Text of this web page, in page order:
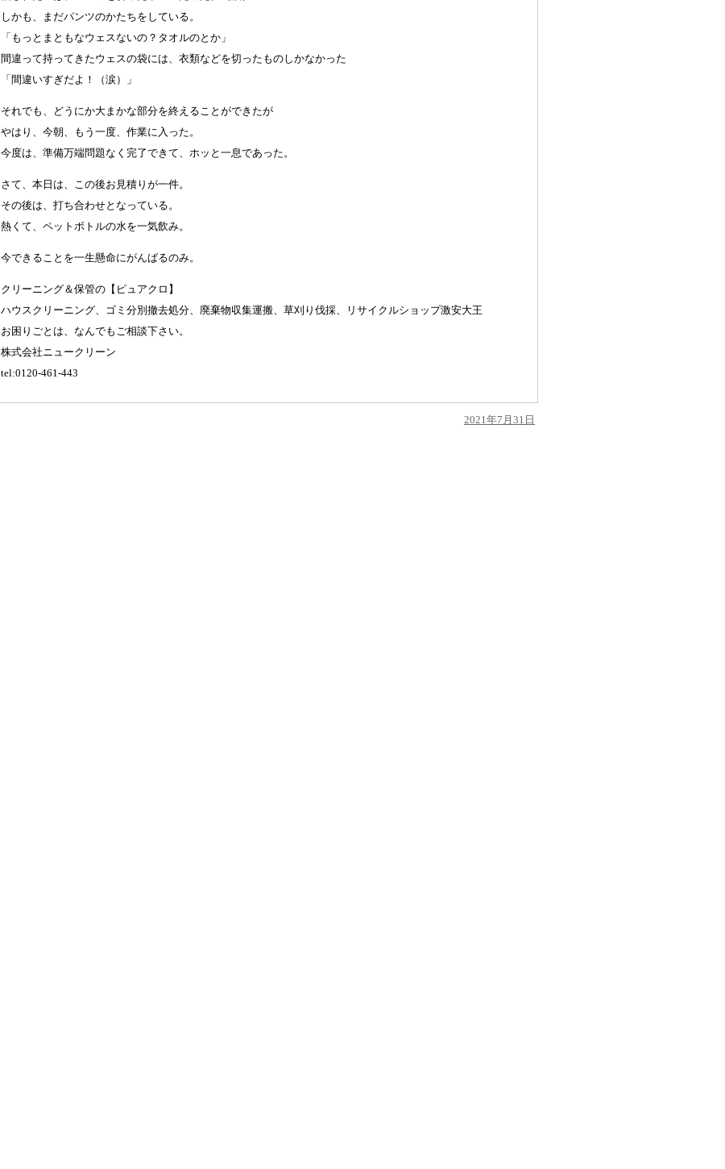
しかも、まだパンツのかたちをしている。
「もっとまともなウェスないの？タオルのとか」
間違って持ってきたウェスの袋には、衣類などを切ったものしかなかった
「間違いすぎだよ！（涙）」
それでも、どうにか大まかな部分を終えることができたが
やはり、今朝、もう一度、作業に入った。
今度は、準備万端問題なく完了できて、ホッと一息であった。
さて、本日は、この後お見積りが一件。
その後は、打ち合わせとなっている。
熱くて、ペットボトルの水を一気飲み。
今できることを一生懸命にがんばるのみ。
クリーニング＆保管の【ピュアクロ】
ハウスクリーニング、ゴミ分別撤去処分、廃棄物収集運搬、草刈り伐採、リサイクルショップ激安大王
お困りごとは、なんでもご相談下さい。
株式会社ニュークリーン
tel:0120-461-443
投
2021年7月31日